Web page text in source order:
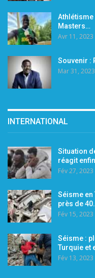
Athlétisme
Masters…
Avr 11, 2023
Souvenir :
Mar 31, 2023
INTERNATIONAL
Situation
réagit enfin
Fév 27, 2023
Séisme en
près de
Fév 15, 2023
Séisme :
Turquie et
Fév 13, 2023